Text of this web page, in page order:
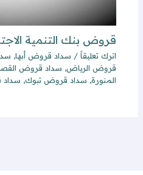
قروض بنك التنمية
اترك تعليقاً / سداد قروض أبها,
قروض الرياض, سداد قروض
المنورة, سداد قروض تبوك,